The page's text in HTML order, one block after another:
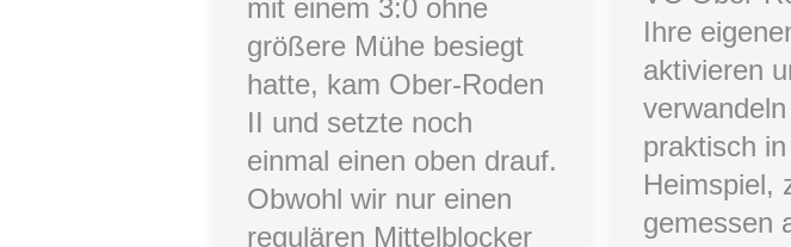
mit einem 3:0 ohne
größere Mühe besiegt
hatte, kam Ober-Roden
II und setzte noch
einmal einen oben drauf.
Obwohl wir nur einen
regulären Mittelblocker
Ihre
aktivieren
praktisch
Heimspiel,
gemessen